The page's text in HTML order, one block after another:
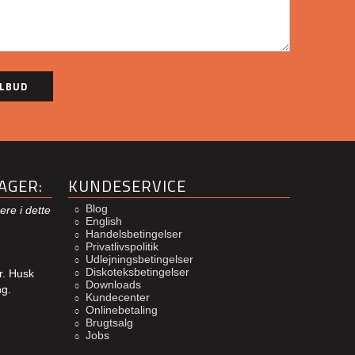
i dette
Husk
KUNDESERVICE
Blog
English
Handelsbetingelser
Privatlivspolitik
Udlejningsbetingelser
Diskoteksbetingelser
Downloads
Kundecenter
Onlinebetaling
Brugtsalg
Jobs